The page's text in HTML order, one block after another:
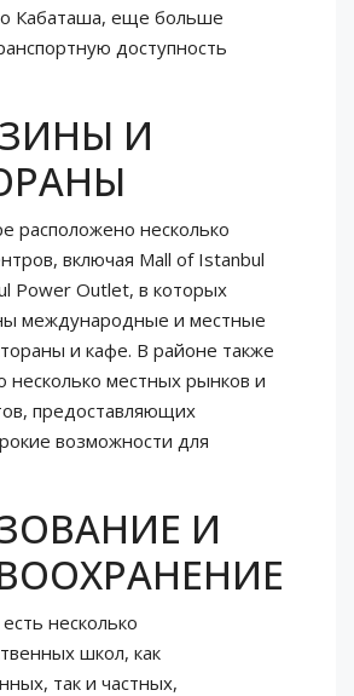
Кабаташа, еще больше
доступность
И
расположено несколько
включая Mall of Istanbul
Power Outlet, в которых
международные и местные
и кафе. В районе также
несколько местных рынков и
предоставляющих
возможности для
И
несколько
школ, как
так и частных,